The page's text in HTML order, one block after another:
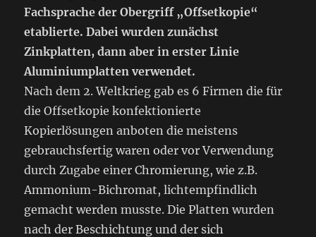
Fachsprache der Obergriff „Offsetkopie“
etablierte. Dabei wurden zunächst
Zinkplatten, dann aber in erster Linie
Aluminiumplatten verwendet.
Nach dem 2. Weltkrieg gab es 6 Firmen die für
die Offsetkopie konfektionierte
Kopierlösungen anboten die meistens
gebrauchsfertig waren oder vor Verwendung
durch Zugabe einer Chromierung, wie z.B.
Ammonium-Bichromat, lichtempfindlich
gemacht werden musste. Die Platten wurden
nach der Beschichtung und der sich